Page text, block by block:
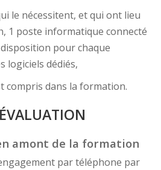
le nécessitent, et qui ont lieu
1 poste informatique connecté
pour chaque
logiciels dédiés,
compris dans la formation.
amont de la formation
par téléphone par